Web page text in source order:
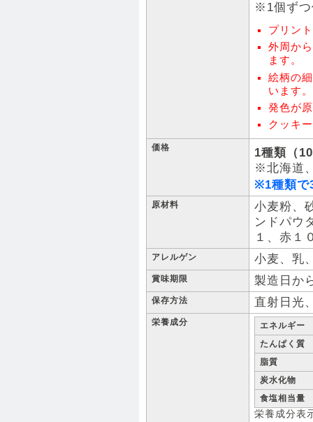
※1個ずつ
プリン
外周か
ます。
絵柄の
います。
発色が
クッキ
価格
1種類（
※北海道
※1種類で
原材料
小麦粉、
ンドパウ
１、赤１
アレルゲン 小麦、乳
賞味期限 製造日か
保存方法 直射日光
栄養成分
エネルギー
たんぱく質
脂質
炭水化物
食塩相当量
栄養成分